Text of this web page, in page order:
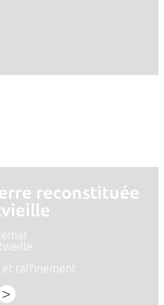
reconstituée
raffinement
>